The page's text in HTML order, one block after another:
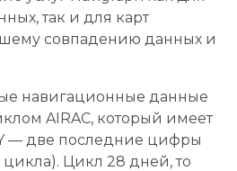
так и для карт
совпадению данных и
навигационные данные
AIRAC, который имеет
— две последние цифры
Цикл 28 дней, то